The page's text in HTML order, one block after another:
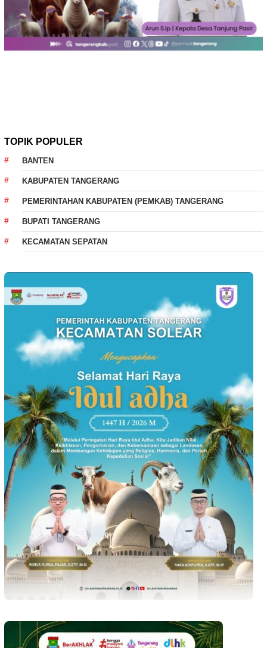
TOPIK POPULER
BANTEN
KABUPATEN TANGERANG
PEMERINTAHAN KABUPATEN (PEMKAB) TANGERANG
BUPATI TANGERANG
KECAMATAN SEPATAN